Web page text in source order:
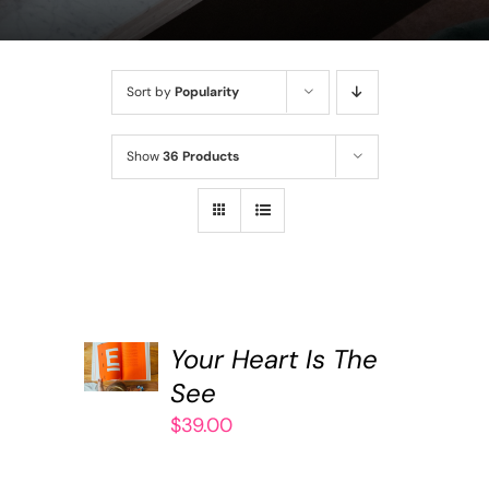
Sort byPopularity
Show36 Products
TO
CART
Your Heart Is The
See
$39.00